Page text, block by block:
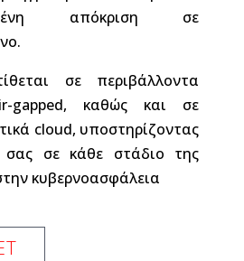
απόκριση σε
σε περιβάλλοντα
gapped, καθώς και σε
cloud, υποστηρίζοντας
σας σε κάθε στάδιο της
κυβερνοασφάλεια